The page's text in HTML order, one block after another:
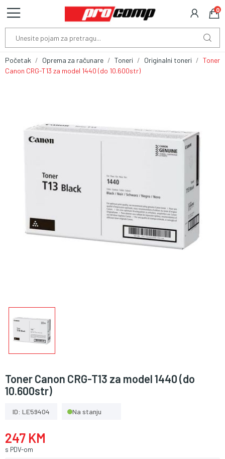
0
Početak Oprema za računare Toneri Originalni toneri
Toner
Canon CRG-T13 za model 1440 (do 10.600str)
Toner Canon CRG-T13 za model 1440 (do
10.600str)
ID: LE59404 Na stanju
247 KM
s PDV-om